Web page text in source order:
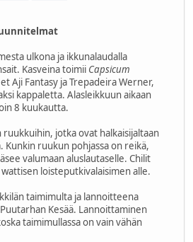
ulkona ja ikkunalaudalla
Kasveina toimii Capsicum
Aji Fantasy ja Trepadeira Werner,
kappaletta. Alasleikkuun aikaan
8 kuukautta.
jotka ovat halkaisijaltaan
ruukun pohjassa on reikä,
valumaan aluslautaselle. Chilit
loisteputkivalaisimen alle.
taimimulta ja lannoitteena
Kesää. Lannoittaminen
taimimullassa on vain vähän